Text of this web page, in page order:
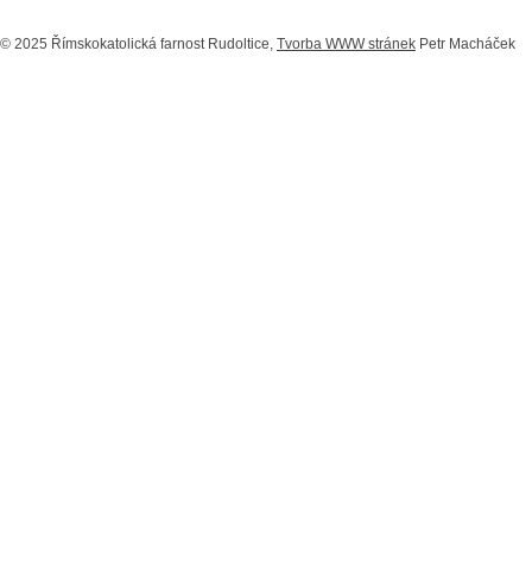
© 2025 Římskokatolická farnost Rudoltice, Tvorba WWW stránek Petr Macháček